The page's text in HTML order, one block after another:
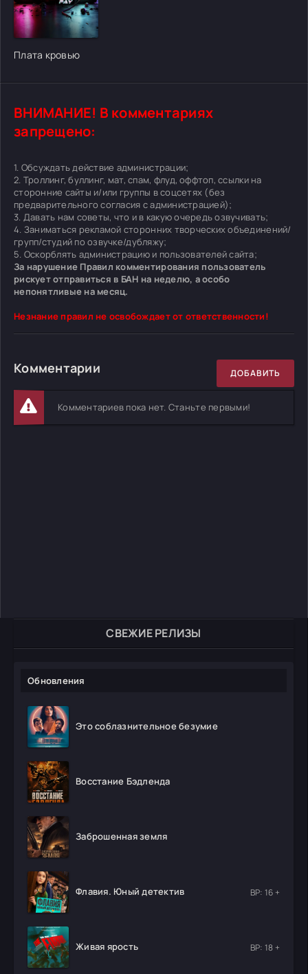
СВЕЖИЕ РЕЛИЗЫ
Обновления
Это соблазнительное безумие
Восстание Бэдленда
Заброшенная земля
Флавия. Юный детектив ВР: 16 +
Живая ярость ВР: 18 +
[/xfgiven_cvh_poster_urlcvh_poster_url]
Плата кровью
ВНИМАНИЕ! В комментариях
запрещено:
1. Обсуждать действие администрации;
2. Троллинг, буллинг, мат, спам, флуд, оффтоп, ссылки на
сторонние сайты и/или группы в соцсетях (без
предварительного согласия с администрацией);
3. Давать нам советы, что и в какую очередь озвучивать;
4. Заниматься рекламой сторонних творческих объединений/
групп/студий по озвучке/дубляжу;
5. Оскорблять администрацию и пользователей сайта;
За нарушение Правил комментирования пользователь
рискует отправиться в БАН на неделю, а особо
непонятливые на месяц.
Незнание правил не освобождает от ответственности!
Комментарии ДОБАВИТЬ
Комментариев пока нет. Станьте первыми!